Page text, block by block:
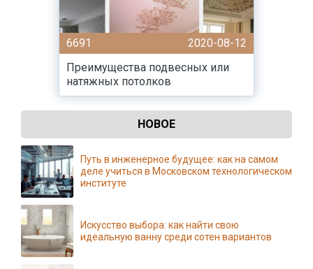
6691
2020-08-12
Преимущества подвесных или
натяжных потолков
НОВОЕ
Путь в инженерное будущее: как на самом
деле учиться в Московском технологическом
институте
Искусство выбора: как найти свою
идеальную ванну среди сотен вариантов